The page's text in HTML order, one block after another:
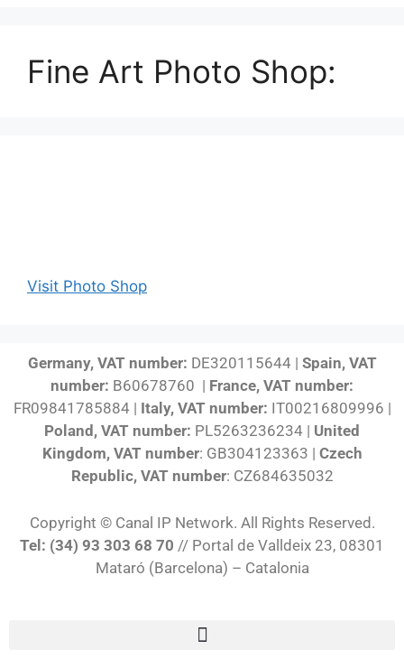
Fine Art Photo Shop:
Visit Photo Shop
Germany, VAT number: DE320115644 | Spain, VAT
number: B60678760 | France, VAT number:
FR09841785884 | Italy, VAT number: IT00216809996 |
Poland, VAT number: PL5263236234 | United
Kingdom, VAT number: GB304123363 | Czech
Republic, VAT number: CZ684635032
Copyright © Canal IP Network. All Rights Reserved.
Tel: (34) 93 303 68 70 // Portal de Valldeix 23, 08301
Mataró (Barcelona) – Catalonia